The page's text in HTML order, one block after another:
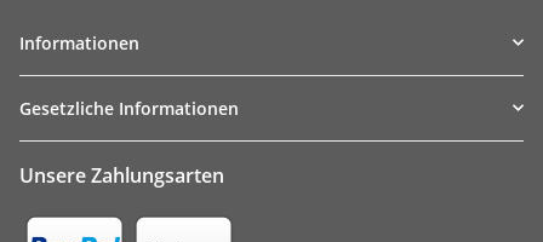
Informationen
Gesetzliche Informationen
Unsere Zahlungsarten